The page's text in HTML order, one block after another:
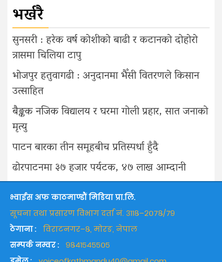
भर्खरै
सुनसरी : हरेक वर्ष कोशीको बाढी र कटानको दोहोरो
त्रासमा चिलिया टापु
भोजपुर हतुवागढी : अनुदानमा भैँसी वितरणले किसान
उत्साहित
बैङ्कक नजिक विद्यालय र घरमा गोली प्रहार, सात जनाको
मृत्यु
पाटन बारका तीन समूहबीच प्रतिस्पर्धा हुँदै
ढोरपाटनमा ३७ हजार पर्यटक, ४७ लाख आम्दानी
भ्वाईस अफ काठमाण्डौं मिडिया प्रा.लि.
सूचना तथा प्रसारण विभाग दर्ता नं. ३११८–२०७८/७९
ठेगाना :
विराटनगर–८, मोरङ, नेपाल
सम्पर्क नम्वर :
९८४१५४५५०५